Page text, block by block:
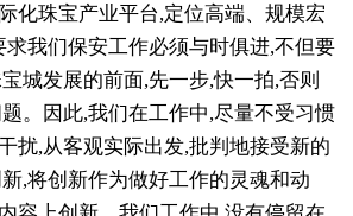
化珠宝产业平台,定位高端、规模宏
求我们保安工作必须与时俱进,不但要
城发展的前面,先一步,快一拍,否则
。因此,我们在工作中,尽量不受习惯
扰,从客观实际出发,批判地接受新的
,将创新作为做好工作的灵魂和动